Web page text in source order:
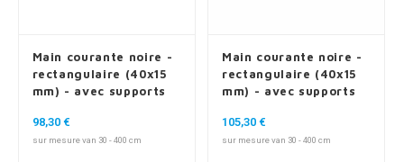
Main courante noire -
rectangulaire (40x15
mm) - avec supports
98,30 €
sur mesure van 30 - 400 cm
Main courante noire -
rectangulaire (40x15
mm) - avec supports
105,30 €
sur mesure van 30 - 400 cm